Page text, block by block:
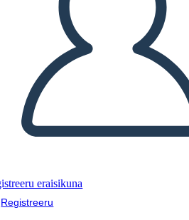
eraisikuna
Registreeru
see süžeeskeemid
STORYBOARD
SLAIDIESITLUST
LOE MULLE